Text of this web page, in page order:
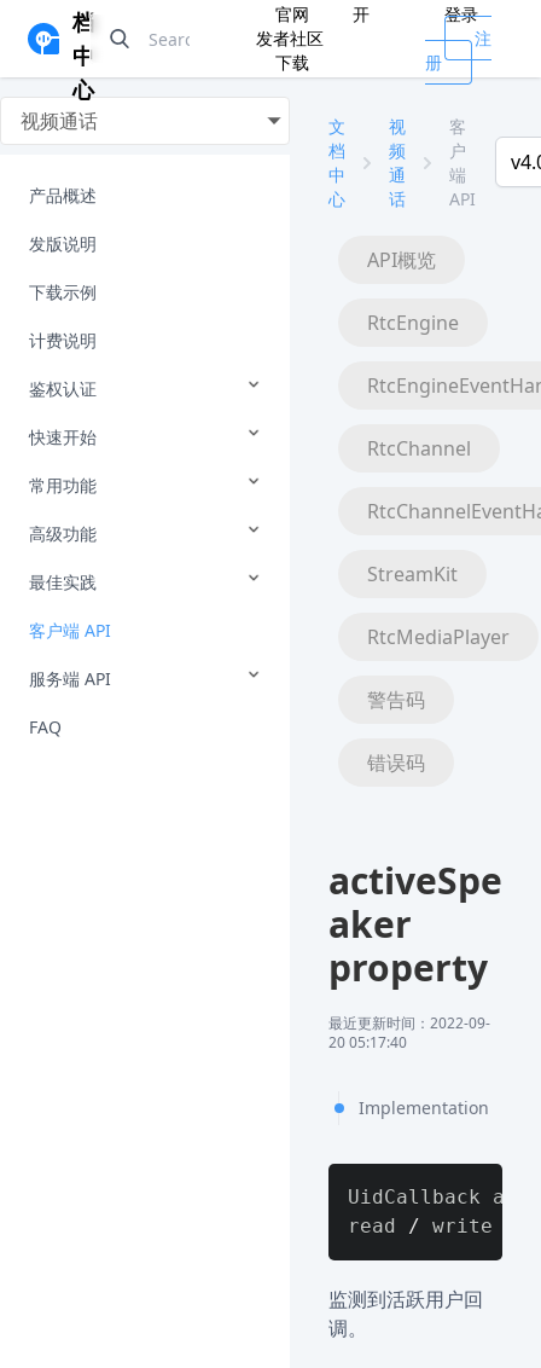
档
中
心
官网
开
发者社区
下载
登录
注
册
视频通话
产品概述
发版说明
下载示例
计费说明
鉴权认证
快速开始
常用功能
高级功能
最佳实践
客户端 API
服务端 API
FAQ
文
档
中
心
视
频
通
话
客
户
端
API
API概览
RtcEngine
RtcChannel
StreamKit
RtcMediaPlayer
警告码
错误码
activeSpe
aker
property
最近更新时间：2022-09-
20 05:17:40
Implementation
UidCallback
read /
监测到活跃用户回
调。